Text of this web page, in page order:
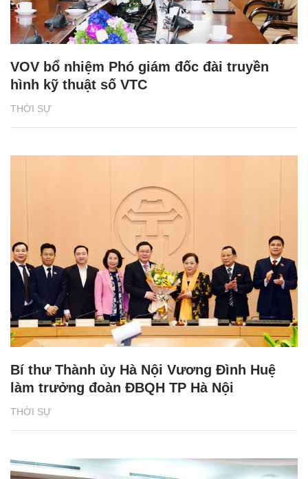
THỜI SỰ
VOV bổ nhiệm Phó giám đốc đài truyền
hình kỹ thuật số VTC
THỜI SỰ
Bí thư Thành ủy Hà Nội Vương Đình Huệ
làm trưởng đoàn ĐBQH TP Hà Nội